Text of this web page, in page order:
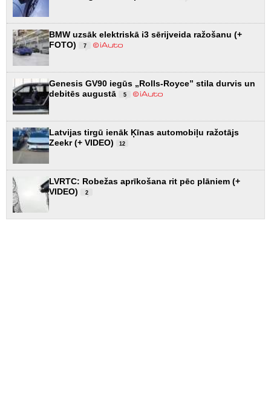
BMW uzsāk elektriskā i3 sērijveida ražošanu (+
FOTO)
7
Genesis GV90 iegūs „Rolls-Royce” stila durvis un
debitēs augustā
5
Latvijas tirgū ienāk Ķīnas automobiļu ražotājs
Zeekr (+ VIDEO)
12
LVRTC: Robežas aprīkošana rit pēc plāniem (+
VIDEO)
2